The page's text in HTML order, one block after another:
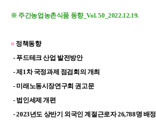
※ 주간농업농촌식품 동향_Vol. 50_2022.12.19.
■ 정책동향
- 푸드테크 산업 발전방안
- 제1차 국정과제 점검회의 개최
- 미래노동시장연구회 권고문
- 법인세제 개편
- 2023년도 상반기 외국인 계절근로자 26,788명 배정